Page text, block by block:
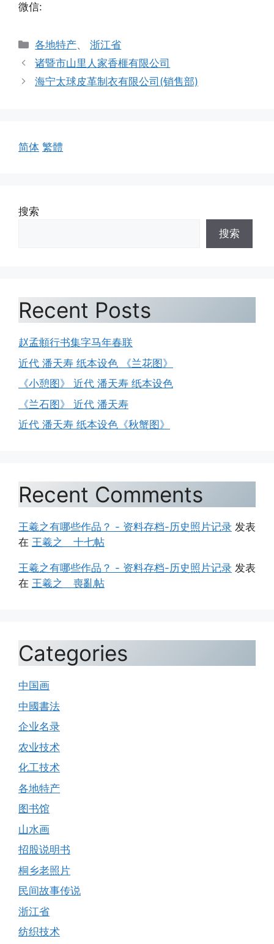
微信:
分
类
各地特产、浙江省
诸暨市山里人家香榧有限公司
海宁太球皮革制衣有限公司(销售部)
简体 繁體
搜索
搜索
Recent Posts
赵孟頫行书集字马年春联
近代 潘天寿 纸本设色 《兰花图》
《小憩图》 近代 潘天寿 纸本设色
《兰石图》 近代 潘天寿
近代 潘天寿 纸本设色《秋蟹图》
Recent Comments
王羲之有哪些作品？ - 资料存档-历史照片记录 发表
在 王羲之 十七帖
王羲之有哪些作品？ - 资料存档-历史照片记录 发表
在 王羲之 喪亂帖
Categories
中国画
中國書法
企业名录
农业技术
化工技术
各地特产
图书馆
山水画
招股说明书
桐乡老照片
民间故事传说
浙江省
纺织技术